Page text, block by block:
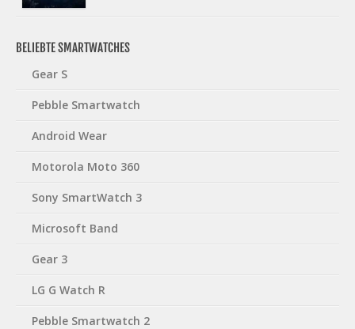
BELIEBTE SMARTWATCHES
Gear S
Pebble Smartwatch
Android Wear
Motorola Moto 360
Sony SmartWatch 3
Microsoft Band
Gear 3
LG G Watch R
Pebble Smartwatch 2